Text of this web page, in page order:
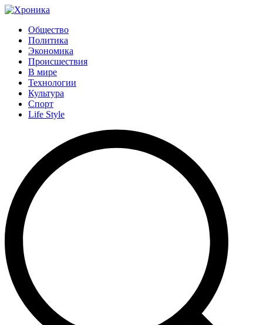
Общество
Политика
Экономика
Происшествия
В мире
Технологии
Культура
Спорт
Life Style